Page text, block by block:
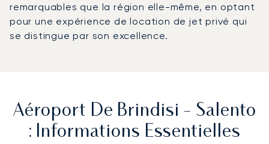
remarquables que la région elle-même, en optant
pour une expérience de location de jet privé qui
se distingue par son excellence.
Aéroport De Brindisi - Salento
: Informations Essentielles